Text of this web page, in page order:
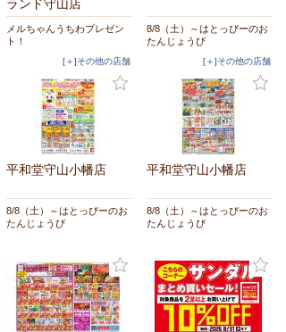
ランド守山店
メルちゃんうちわプレゼン
ト！
[＋]その他の店舗
8/8（土）～はとっぴーのお
たんじょうび
[＋]その他の店舗
平和堂守山小幡店
8/8（土）～はとっぴーのお
たんじょうび
平和堂守山小幡店
8/8（土）～はとっぴーのお
たんじょうび